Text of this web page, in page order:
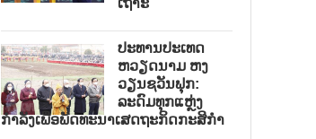
ເຖາະ
ປະທານປະເທດ
ຫວຽດນາມ ຫງ
ວຽນຊວັນຟຸກ:
ລະດົມທຸກແຫຼ່ງ
ກຳລັງເພື່ອພັດທະນາເສດຖະກິດກະສິກຳ